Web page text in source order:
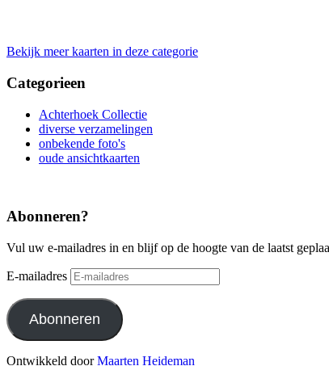
Bekijk meer kaarten in deze categorie
Categorieen
Achterhoek Collectie
diverse verzamelingen
onbekende foto's
oude ansichtkaarten
Abonneren?
Vul uw e-mailadres in en blijf op de hoogte van de laatst
E-mailadres
Abonneren
Ontwikkeld doorMaarten Heideman